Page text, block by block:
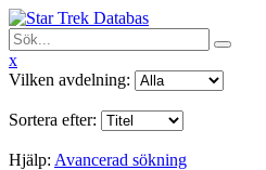
x
Vilken avdelning:
Sortera efter:
Hjälp: Avancerad sökning